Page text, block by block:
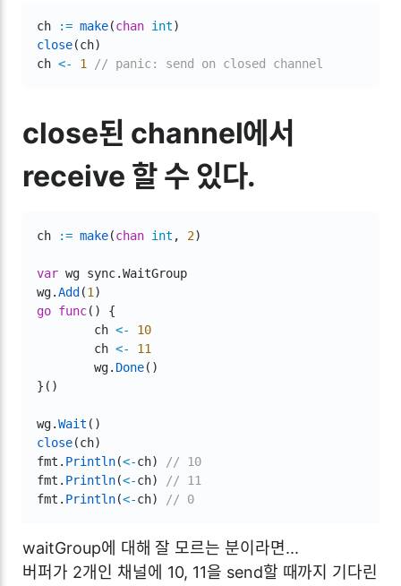
ch := make(chan int)
close(ch)
ch <- 1 // panic: send on closed channel
close된 channel에서
receive 할 수 있다.
ch := make(chan int , 2)
var wg sync.WaitGroup
wg.Add (1 )
go func( )
{
	ch
<-
10
	ch
<-
11
	wg
. Done( )
} ( )
wg.Wait ( )
close(ch)
fmt . Println(<-ch)
// 10
fmt . Println(<-ch)
// 11
fmt . Println(<-ch) // 0
waitGroup에 대해 잘 모르는 분이라면...
버퍼가 2개인 채널에 10, 11을 send할 때까지 기다린